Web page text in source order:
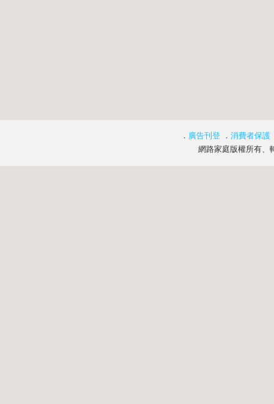
． 廣告刊登 ． 消費者保護
網路家庭版權所有、